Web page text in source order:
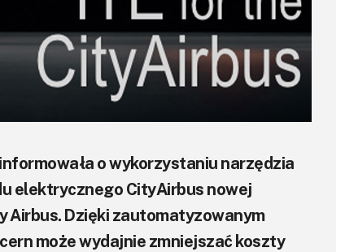
o wykorzystaniu narzędzia
elektrycznego CityAirbus nowej
Airbus. Dzięki zautomatyzowanym
może wydajnie zmniejszać koszty